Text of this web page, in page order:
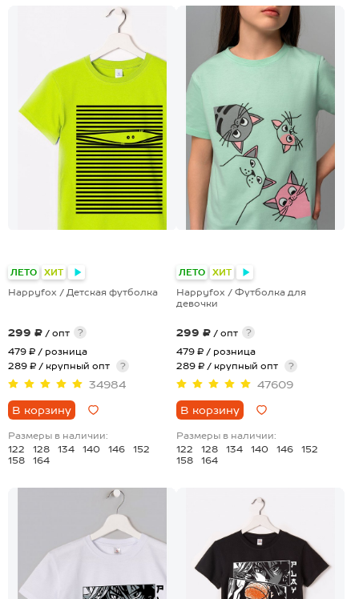
ЛЕТО ХИТ
Happyfox / Детская футболка
299 ₽ / опт
?
479 ₽ / розница
289 ₽ / крупный опт
?
34984
В корзину
Размеры в наличии:
122
128 134 140 146
152
158
164
ЛЕТО ХИТ
Happyfox / Футболка для
девочки
299 ₽ / опт
?
479 ₽ / розница
289 ₽ / крупный опт
?
47609
В корзину
Размеры в наличии:
122
128 134 140 146
152
158
164